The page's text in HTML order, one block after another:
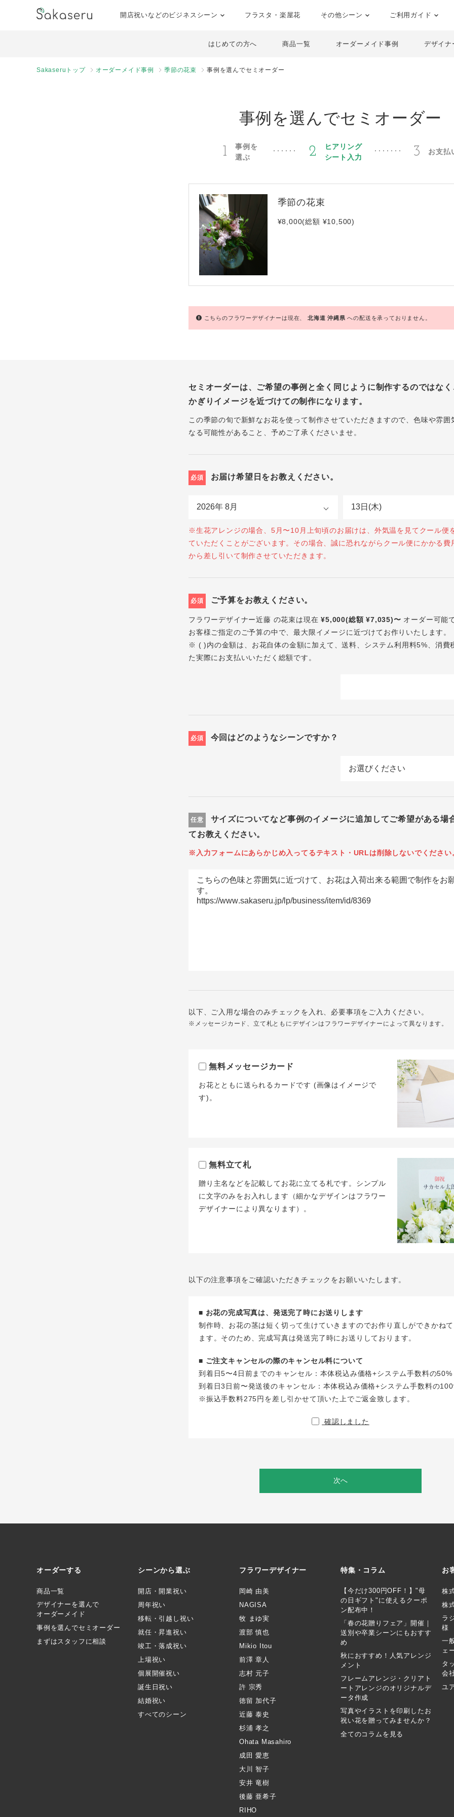
開店祝いなどのビジネスシーン フラスタ・楽屋花 その他シーン ご利用ガイド
はじめての方へ 商品一覧 オーダーメイド事例 デザイナ
Sakaseruトップ オーダーメイド事例 季節の花束 事例を選んでセミオーダー
事例を選んでセミオーダー
1
事例を
選ぶ
2
ヒアリング
シート入力
3 お支払
季節の花束
¥8,000(総額 ¥10,500)
こちらのフラワーデザイナーは現在、北海道沖縄県への配送を承っておりません。
セミオーダーは、ご希望の事例と全く同じように制作するのではな
かぎりイメージを近づけての制作になります。
この季節の旬で新鮮なお花を使って制作させていただきますので、色味や雰囲
なる可能性があること、予めご了承くださいませ。
必須 お届け希望日をお教えください。
※生花アレンジの場合、5月〜10月上旬頃のお届けは、外気温を見てクール便
ていただくことがございます。その場合、誠に恐れながらクール便にかかる費
から差し引いて制作させていただきます。
必須 ご予算をお教えください。
フラワーデザイナー近藤 の花束は現在¥5,000(総額 ¥7,035)〜 オーダー可能
お客様ご指定のご予算の中で、最大限イメージに近づけてお作りいたします。
※ ( )内の金額は、お花自体の金額に加えて、送料、システム利用料5%、消費
た実際にお支払いいただく総額です。
必須 今回はどのようなシーンですか？
任意
サイズについてなど事例のイメージに追加してご希望がある場
てお教えください。
※入力フォームにあらかじめ入ってるテキスト・URLは削除しないでください
以下、ご入用な場合のみチェックを入れ、必要事項をご入力ください。
※メッセージカード、立て札ともにデザインはフラワーデザイナーによって異なります。
無料メッセージカード
お花とともに送られるカードです (画像はイメージで
す)。
無料立て札
贈り主名などを記載してお花に立てる札です。シンプル
に文字のみをお入れします（細かなデザインはフラワー
デザイナーにより異なります）。
以下の注意事項をご確認いただきチェックをお願いいたします。
■ お花の完成写真は、発送完了時にお送りします
制作時、お花の茎は短く切って生けていきますのでお作り直しができかね
ます。そのため、完成写真は発送完了時にお送りしております。
■ ご注文キャンセルの際のキャンセル料について
到着日5〜4日前までのキャンセル：本体税込み価格+システム手数料の50%
到着日3日前〜発送後のキャンセル：本体税込み価格+システム手数料の
※振込手数料275円を差し引かせて頂いた上でご返金致します。
確認しました
次へ
オーダーする
商品一覧
デザイナーを選んで
オーダーメイド
事例を選んでセミオーダー
まずはスタッフに相談
シーンから選ぶ
開店・開業祝い
周年祝い
移転・引越し祝い
就任・昇進祝い
竣工・落成祝い
上場祝い
個展開催祝い
誕生日祝い
結婚祝い
すべてのシーン
フラワーデザイナー
岡崎 由美
NAGISA
牧 まゆ実
渡部 慎也
Mikio Itou
前澤 章人
志村 元子
許 宗秀
徳留 加代子
近藤 泰史
杉浦 孝之
Ohata Masahiro
成田 愛恵
大川 智子
安井 竜樹
後藤 亜希子
RIHO
特集・コラム
【今だけ300円OFF！】"母
の日ギフト"に使えるクーポ
ン配布中！
「春の花贈りフェア」開催｜
送別や卒業シーンにもおすす
め
秋におすすめ！人気アレンジ
メント
フレームアレンジ・クリアト
ートアレンジのオリジナルデ
ータ作成
写真やイラストを印刷したお
祝い花を贈ってみませんか？
全てのコラムを見る
お
株
株
ラ
様
一
ェ
タ
会
ユ